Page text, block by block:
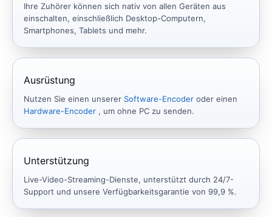
Ihre Zuhörer können sich nativ von allen Geräten aus
einschalten, einschließlich Desktop-Computern,
Smartphones, Tablets und mehr.
Ausrüstung
Nutzen Sie einen unserer Software-Encoder oder einen
Hardware-Encoder , um ohne PC zu senden.
Unterstützung
Live-Video-Streaming-Dienste, unterstützt durch 24/7-
Support und unsere Verfügbarkeitsgarantie von 99,9 %.